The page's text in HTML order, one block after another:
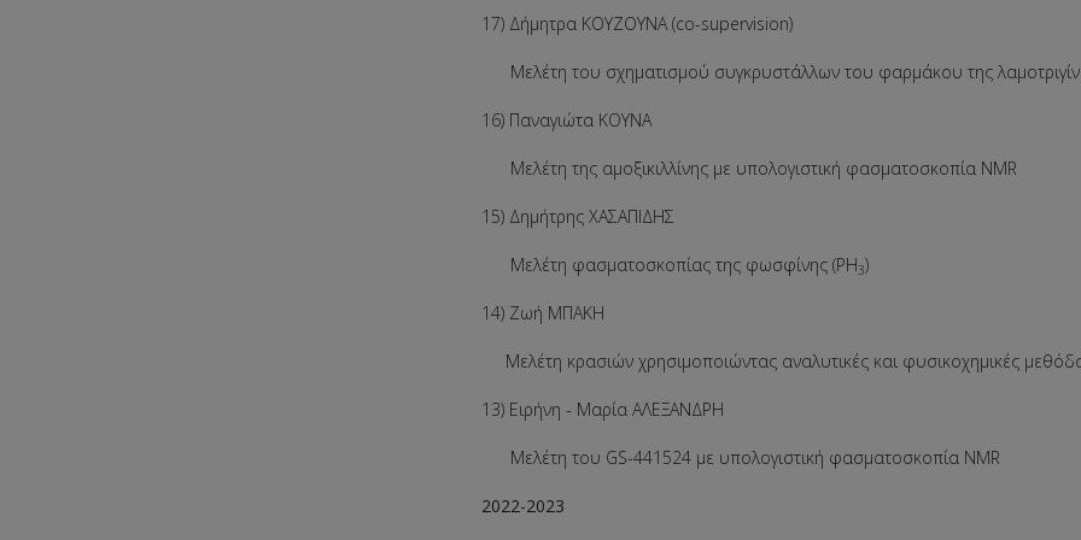
17) Δήμητρα ΚΟΥΖΟΥΝΑ (co-supervision)
Μελέτη του σχηματισμού συγκρυστάλλων του φαρμάκου της
16) Παναγιώτα ΚΟΥΝΑ
Μελέτη της αμοξικιλλίνης με υπολογιστική φασματοσκοπία NMR
15) Δημήτρης ΧΑΣΑΠΙΔΗΣ
Μελέτη φασματοσκοπίας της φωσφίνης (PH3)
14) Ζωή ΜΠΑΚΗ
Μελέτη κρασιών χρησιμοποιώντας αναλυτικές και φυσικοχημικές
13) Ειρήνη - Μαρία ΑΛΕΞΑΝΔΡΗ
Μελέτη του GS-441524 με υπολογιστική φασματοσκοπία NMR
2022-2023